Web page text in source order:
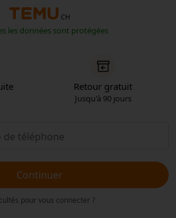
CH
les données sont protégées
Retour gratuit
Jusqu'à 90 jours
Continuer
pour vous connecter ?